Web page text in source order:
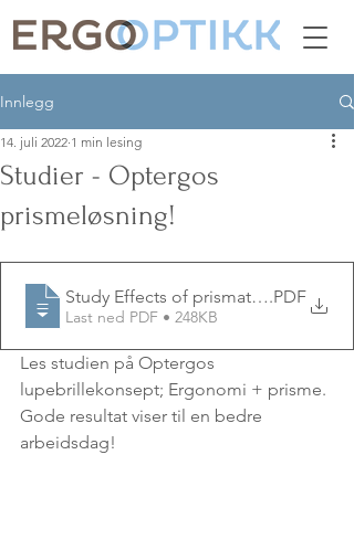
Innlegg
Studier - Optergos
prismeløsning!
14. juli 2022 1 min lesing
Study Effects of prismatic glasses......
.PDF
Last ned PDF • 248KB
Les studien på Optergos
lupebrillekonsept; Ergonomi + prisme.
Gode resultat viser til en bedre
arbeidsdag!